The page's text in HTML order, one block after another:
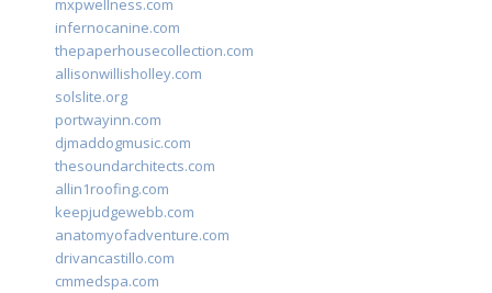
mxpwellness.com
infernocanine.com
thepaperhousecollection.com
allisonwillisholley.com
solslite.org
portwayinn.com
djmaddogmusic.com
thesoundarchitects.com
allin1roofing.com
keepjudgewebb.com
anatomyofadventure.com
drivancastillo.com
cmmedspa.com